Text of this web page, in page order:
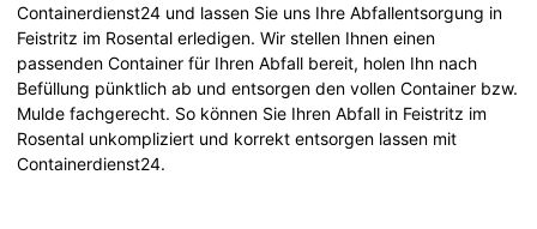
Containerdienst24 und lassen Sie uns Ihre Abfallentsorgung in
Feistritz im Rosental erledigen. Wir stellen Ihnen einen
passenden Container für Ihren Abfall bereit, holen Ihn nach
Befüllung pünktlich ab und entsorgen den vollen Container bzw.
Mulde fachgerecht. So können Sie Ihren Abfall in Feistritz im
Rosental unkompliziert und korrekt entsorgen lassen mit
Containerdienst24.